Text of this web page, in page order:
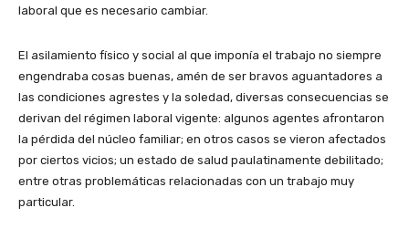
laboral que es necesario cambiar.
El asilamiento físico y social al que imponía el trabajo no siempre
engendraba cosas buenas, amén de ser bravos aguantadores a
las condiciones agrestes y la soledad, diversas consecuencias se
derivan del régimen laboral vigente: algunos agentes afrontaron
la pérdida del núcleo familiar; en otros casos se vieron afectados
por ciertos vicios; un estado de salud paulatinamente debilitado;
entre otras problemáticas relacionadas con un trabajo muy
particular.